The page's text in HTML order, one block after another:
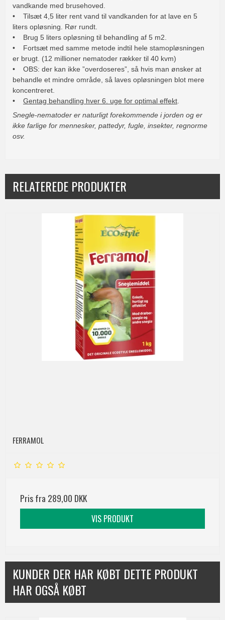
vandkande med brusehoved.
• Tilsæt 4,5 liter rent vand til vandkanden for at lave en 5
liters opløsning. Rør rundt.
• Brug 5 liters opløsning til behandling af 5 m2.
• Fortsæt med samme metode indtil hele stamopløsningen
er brugt. (12 millioner nematoder rækker til 40 kvm)
• OBS: der kan ikke ”overdoseres”, så hvis man ønsker at
behandle et mindre område, så laves opløsningen blot mere
koncentreret.
• Gentag behandling hver 6. uge for optimal effekt
Snegle-nematoder er naturligt forekommende i jorden og er
ikke farlige for mennesker, pattedyr, fugle, insekter, regnorme
osv.
RELATEREDE PRODUKTER
FERRAMOL
Pris fra 289,00 DKK
VIS PRODUKT
KUNDER DER HAR KØBT DETTE PRODUKT
HAR OGSÅ KØBT